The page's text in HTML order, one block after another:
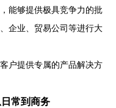
能够提供极具竞争力的批
企业、贸易公司等进行大
户提供专属的产品解决方
常到商务